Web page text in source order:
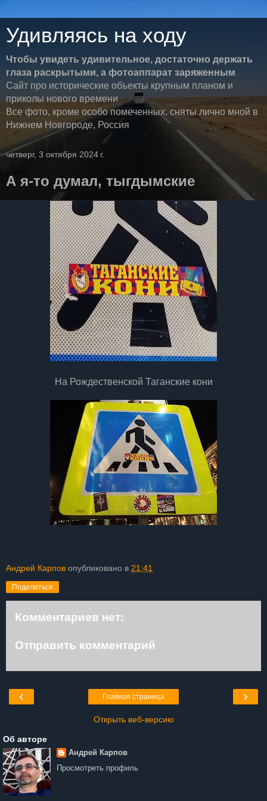
Удивляясь на ходу
Чтобы увидеть удивительное, достаточно держать
глаза раскрытыми, а фотоаппарат заряженным
Сайт про исторические объекты крупным планом и
приколы нового времени
Все фото, кроме особо помеченных, сняты лично мной в
Нижнем Новгороде, Россия
четверг, 3 октября 2024 г.
А я-то думал, тыгдымские
На Рождественской Таганские кони
Андрей Карпов опубликовано в 21:41
Поделиться
Комментариев нет:
Отправить комментарий
‹ ›
Главная страница
Открыть веб-версию
Об авторе
Андрей Карпов
Просмотреть профиль